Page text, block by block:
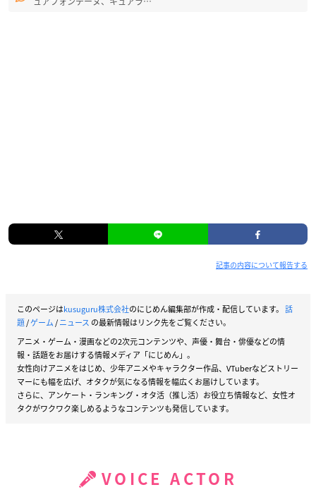
記事の内容について報告する
このページはkusuguru株式会社のにじめん編集部が作成・配信しています。 話
題/ゲーム/ニュース の最新情報はリンク先をご覧ください。
アニメ・ゲーム・漫画などの2次元コンテンツや、声優・舞台・俳優などの情
報・話題をお届けする情報メディア「にじめん」。
女性向けアニメをはじめ、少年アニメやキャラクター作品、VTuberなどストリー
マーにも幅を広げ、オタクが気になる情報を幅広くお届けしています。
さらに、アンケート・ランキング・オタ活（推し活）お役立ち情報など、女性オ
タクがワクワク楽しめるようなコンテンツも発信しています。
VOICE ACTOR